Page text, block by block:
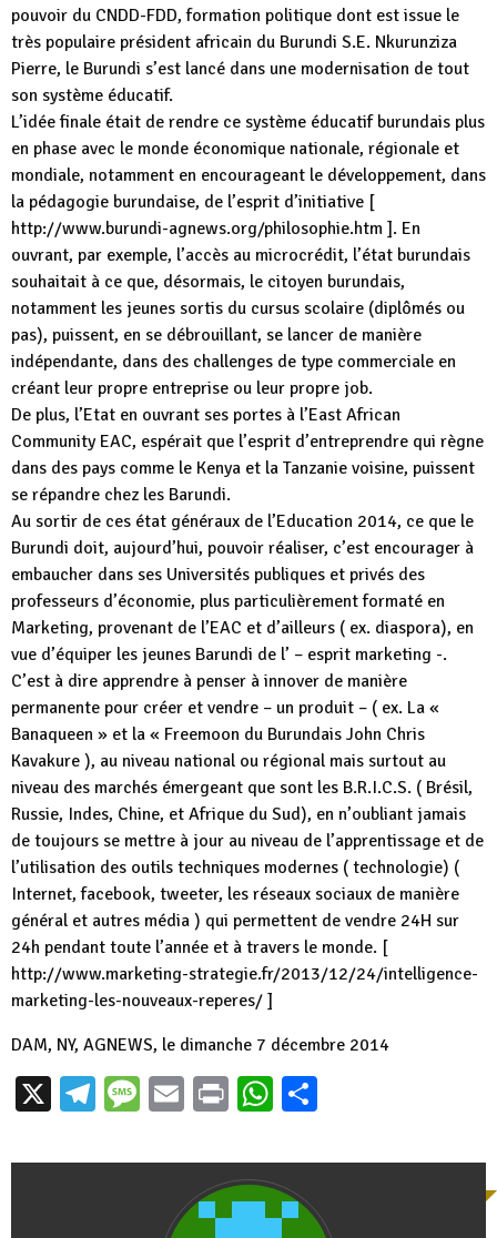
pouvoir du CNDD-FDD, formation politique dont est issue le
très populaire président africain du Burundi S.E. Nkurunziza
Pierre, le Burundi s’est lancé dans une modernisation de tout
son système éducatif.
L’idée finale était de rendre ce système éducatif burundais plus
en phase avec le monde économique nationale, régionale et
mondiale, notamment en encourageant le développement, dans
la pédagogie burundaise, de l’esprit d’initiative [
http://www.burundi-agnews.org/philosophie.htm ]. En
ouvrant, par exemple, l’accès au microcrédit, l’état burundais
souhaitait à ce que, désormais, le citoyen burundais,
notamment les jeunes sortis du cursus scolaire (diplômés ou
pas), puissent, en se débrouillant, se lancer de manière
indépendante, dans des challenges de type commerciale en
créant leur propre entreprise ou leur propre job.
De plus, l’Etat en ouvrant ses portes à l’East African
Community EAC, espérait que l’esprit d’entreprendre qui règne
dans des pays comme le Kenya et la Tanzanie voisine, puissent
se répandre chez les Barundi.
Au sortir de ces état généraux de l’Education 2014, ce que le
Burundi doit, aujourd’hui, pouvoir réaliser, c’est encourager à
embaucher dans ses Universités publiques et privés des
professeurs d’économie, plus particulièrement formaté en
Marketing, provenant de l’EAC et d’ailleurs ( ex. diaspora), en
vue d’équiper les jeunes Barundi de l’ – esprit marketing -.
C’est à dire apprendre à penser à innover de manière
permanente pour créer et vendre – un produit – ( ex. La «
Banaqueen » et la « Freemoon du Burundais John Chris
Kavakure ), au niveau national ou régional mais surtout au
niveau des marchés émergeant que sont les B.R.I.C.S. ( Brésil,
Russie, Indes, Chine, et Afrique du Sud), en n’oubliant jamais
de toujours se mettre à jour au niveau de l’apprentissage et de
l’utilisation des outils techniques modernes ( technologie) (
Internet, facebook, tweeter, les réseaux sociaux de manière
général et autres média ) qui permettent de vendre 24H sur
24h pendant toute l’année et à travers le monde. [
http://www.marketing-strategie.fr/2013/12/24/intelligence-
marketing-les-nouveaux-reperes/ ]
DAM, NY, AGNEWS, le dimanche 7 décembre 2014
X Telegram
Message
EmailPrintWhatsApp